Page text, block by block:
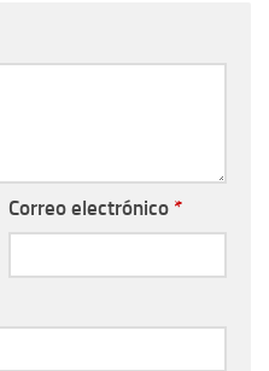
Correo electrónico *